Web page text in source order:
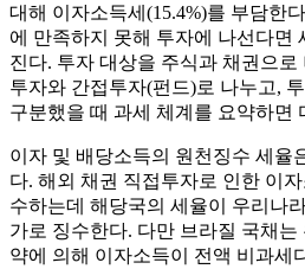
대해 이자소득세(15.4%)를 부담한
에 만족하지 못해 투자에 나선다면
진다. 투자 대상을 주식과 채권으로
투자와 간접투자(펀드)로 나누고,
구분했을 때 과세 체계를 요약하면
이자 및 배당소득의 원천징수 세율
다. 해외 채권 직접투자로 인한 이
수하는데 해당국의 세율이 우리나
가로 징수한다. 다만 브라질 국채
약에 의해 이자소득이 전액 비과세